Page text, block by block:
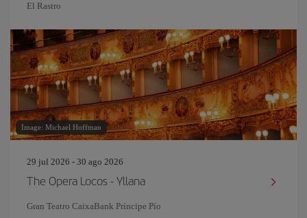
El Rastro
Image: Michael Hoffman
29 jul 2026 - 30 ago 2026
The Opera Locos - Yllana
Gran Teatro CaixaBank Príncipe Pío